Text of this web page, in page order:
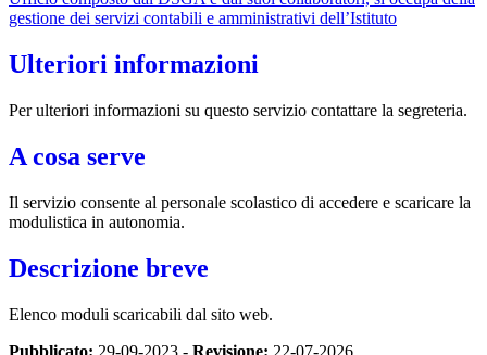
gestione dei servizi contabili e amministrativi dell’Istituto
Ulteriori informazioni
Per ulteriori informazioni su questo servizio contattare la segreteria.
A cosa serve
Il servizio consente al personale scolastico di accedere e scaricare la
modulistica in autonomia.
Descrizione breve
Elenco moduli scaricabili dal sito web.
Pubblicato: 29-09-2023 - Revisione: 22-07-2026